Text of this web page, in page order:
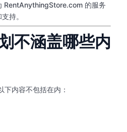
RentAnythingStore.com 的服务
持。
不涵盖哪些内
下内容不包括在内：